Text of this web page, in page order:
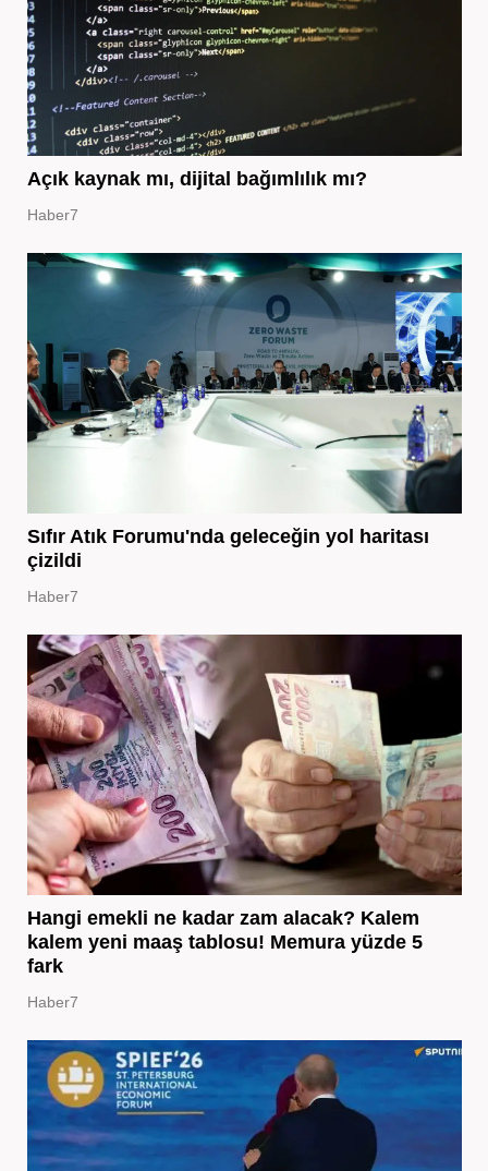
Açık kaynak mı, dijital bağımlılık mı?
Haber7
Sıfır Atık Forumu'nda geleceğin yol haritası
çizildi
Haber7
Hangi emekli ne kadar zam alacak? Kalem
kalem yeni maaş tablosu! Memura yüzde 5
fark
Haber7